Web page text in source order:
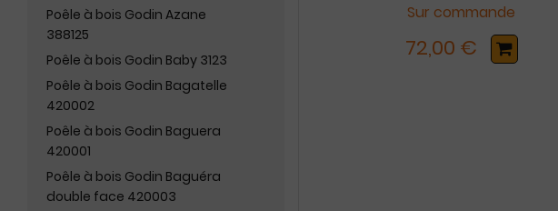
Poêle à bois Godin Azane
388125
Poêle à bois Godin Baby 3123
Poêle à bois Godin Bagatelle
420002
Poêle à bois Godin Baguera
420001
Poêle à bois Godin Baguéra
double face 420003
Sur commande
72,00 €